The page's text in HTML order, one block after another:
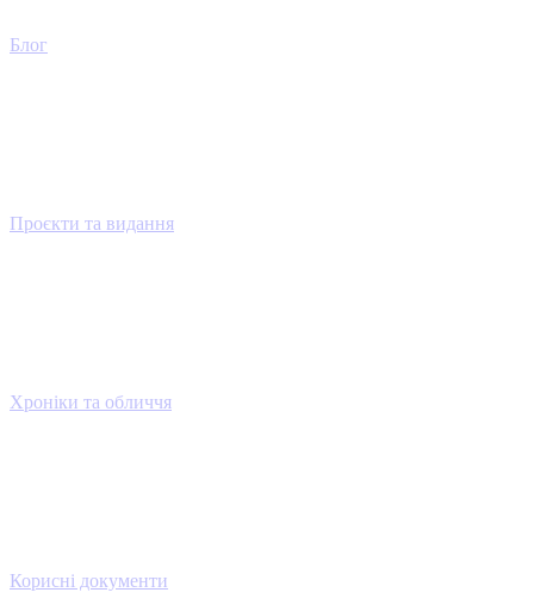
Блог
Проєкти та видання
Хроніки та обличчя
Корисні документи